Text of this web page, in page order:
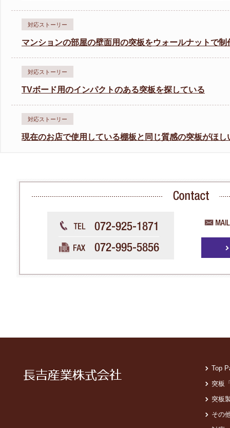
対応ストーリー
マンションの部屋の壁面用の突板をウォールナットで制
対応ストーリー
TVボード用のインパクトのある突板を探している
対応ストーリー
現在のお店で使用している棚板と同じ質感の突板がほし
Top
突板
突板
その